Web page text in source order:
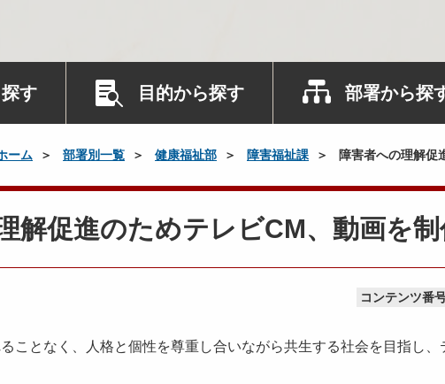
す 目的から探す 部署から探
ーム 部署別一覧 健康福祉部 障害福祉課 障害者への理解促
解促進のためテレビCM、動画を制
コンテンツ番
ことなく、人格と個性を尊重し合いながら共生する社会を目指し、